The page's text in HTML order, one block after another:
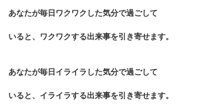
あなたが毎日ワクワクした気分で過ごして
いると、ワクワクする出来事を引き寄せます。
あなたが毎日イライラした気分で過ごして
いると、イライラする出来事を引き寄せます。